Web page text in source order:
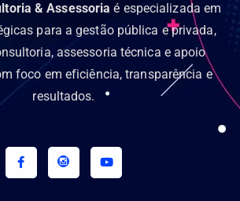
& Assessoria é especializada em
para a gestão pública e privada,
assessoria técnica e apoio
foco em eficiência, transparência e
resultados.